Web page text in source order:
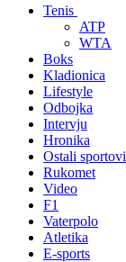
Tenis
ATP
WTA
Boks
Kladionica
Lifestyle
Odbojka
Intervju
Hronika
Ostali sportovi
Rukomet
Video
F1
Vaterpolo
Atletika
E-sports